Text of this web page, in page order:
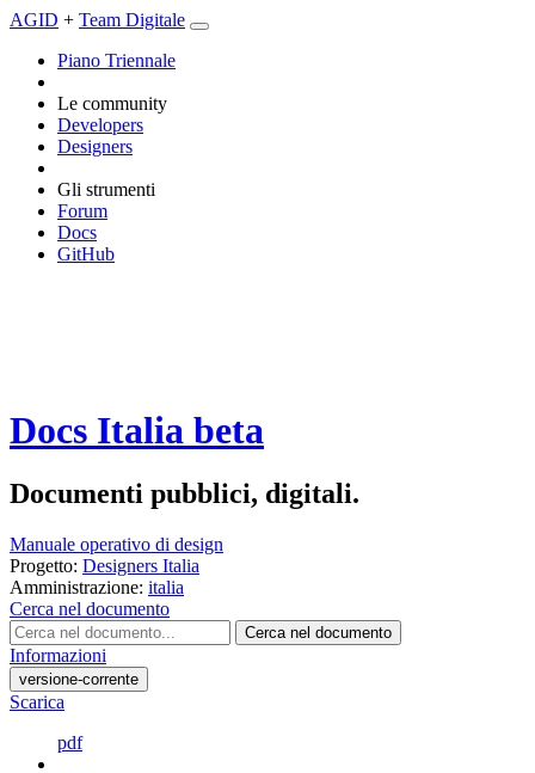
AGID + Team Digitale
Piano Triennale
Le community
Developers
Designers
Gli strumenti
Forum
Docs
GitHub
Docs Italia beta
Documenti pubblici, digitali.
Manuale operativo di design
Progetto: Designers Italia
Amministrazione: italia
Cerca nel documento
Cerca nel documento
Informazioni
versione-corrente
Scarica
pdf